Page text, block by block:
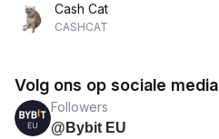
Cash Cat
CASHCAT
Volg ons op sociale media
Followers
@Bybit EU